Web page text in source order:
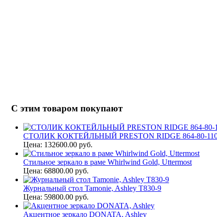
С этим товаром покупают
СТОЛИК КОКТЕЙЛЬНЫЙ PRESTON RIDGE 864-80-
Цена: 132600.00 руб.
Стильное зеркало в раме Whirlwind Gold, Uttermost
Цена: 68800.00 руб.
Журнальный стол Tamonie, Ashley T830-9
Цена: 59800.00 руб.
Акцентное зеркало DONATA, Ashley